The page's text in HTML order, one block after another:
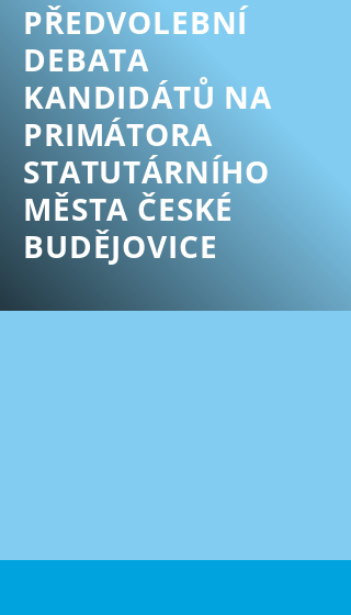
PŘEDVOLEBNÍ
DEBATA
KANDIDÁTŮ NA
PRIMÁTORA
STATUTÁRNÍHO
MĚSTA ČESKÉ
BUDĚJOVICE